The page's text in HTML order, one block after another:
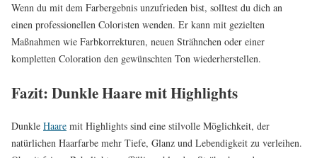
Wenn du mit dem Farbergebnis unzufrieden bist, solltest du dich an
einen professionellen Coloristen wenden. Er kann mit gezielten
Maßnahmen wie Farbkorrekturen, neuen Strähnchen oder einer
kompletten Coloration den gewünschten Ton wiederherstellen.
Fazit: Dunkle Haare mit Highlights
Dunkle Haare mit Highlights sind eine stilvolle Möglichkeit, der
natürlichen Haarfarbe mehr Tiefe, Glanz und Lebendigkeit zu verleihen.